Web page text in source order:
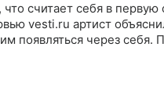
считает себя в
vesti.ru артист
появляться через себя.